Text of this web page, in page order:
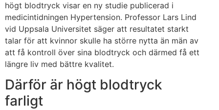
högt blodtryck visar en ny studie publicerad i
medicintidningen Hypertension. Professor Lars Lind
vid Uppsala Universitet säger att resultatet starkt
talar för att kvinnor skulle ha större nytta än män av
att få kontroll över sina blodtryck och därmed få ett
längre liv med bättre kvalitet.
Därför är högt blodtryck
farligt